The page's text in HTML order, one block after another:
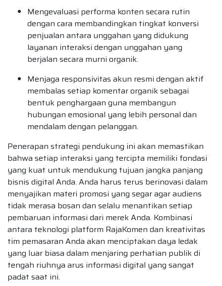
Mengevaluasi performa konten secara rutin
dengan cara membandingkan tingkat konversi
penjualan antara unggahan yang didukung
layanan interaksi dengan unggahan yang
berjalan secara murni organik.
Menjaga responsivitas akun resmi dengan aktif
membalas setiap komentar organik sebagai
bentuk penghargaan guna membangun
hubungan emosional yang lebih personal dan
mendalam dengan pelanggan.
Penerapan strategi pendukung ini akan memastikan
bahwa setiap interaksi yang tercipta memiliki fondasi
yang kuat untuk mendukung tujuan jangka panjang
bisnis digital Anda. Anda harus terus berinovasi dalam
menyajikan materi promosi yang segar agar audiens
tidak merasa bosan dan selalu menantikan setiap
pembaruan informasi dari merek Anda. Kombinasi
antara teknologi platform RajaKomen dan kreativitas
tim pemasaran Anda akan menciptakan daya ledak
yang luar biasa dalam menjaring perhatian publik di
tengah riuhnya arus informasi digital yang sangat
padat saat ini.